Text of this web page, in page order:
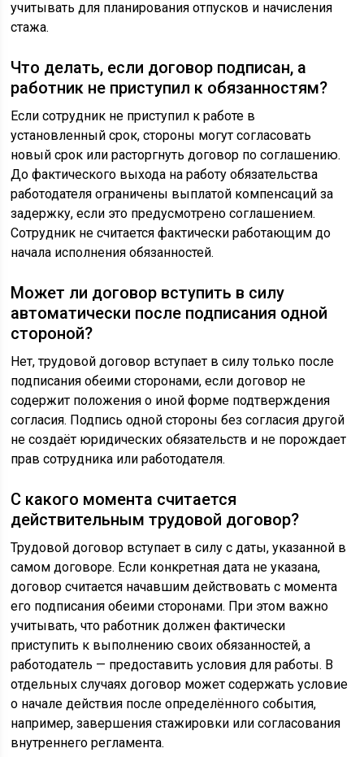
учитывать для планирования отпусков и начисления
стажа.
Что делать, если договор подписан, а
работник не приступил к обязанностям?
Если сотрудник не приступил к работе в
установленный срок, стороны могут согласовать
новый срок или расторгнуть договор по соглашению.
До фактического выхода на работу обязательства
работодателя ограничены выплатой компенсаций за
задержку, если это предусмотрено соглашением.
Сотрудник не считается фактически работающим до
начала исполнения обязанностей.
Может ли договор вступить в силу
автоматически после подписания одной
стороной?
Нет, трудовой договор вступает в силу только после
подписания обеими сторонами, если договор не
содержит положения о иной форме подтверждения
согласия. Подпись одной стороны без согласия другой
не создаёт юридических обязательств и не порождает
прав сотрудника или работодателя.
С какого момента считается
действительным трудовой договор?
Трудовой договор вступает в силу с даты, указанной в
самом договоре. Если конкретная дата не указана,
договор считается начавшим действовать с момента
его подписания обеими сторонами. При этом важно
учитывать, что работник должен фактически
приступить к выполнению своих обязанностей, а
работодатель — предоставить условия для работы. В
отдельных случаях договор может содержать условие
о начале действия после определённого события,
например, завершения стажировки или согласования
внутреннего регламента.